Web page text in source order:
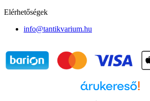
Elérhetőségek
info@tantikvarium.hu